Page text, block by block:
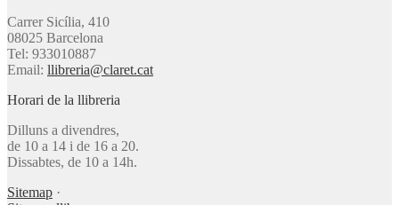
Carrer Sicília, 410
08025 Barcelona
Tel: 933010887
Email: llibreria@claret.cat
Horari de la llibreria
Dilluns a divendres,
de 10 a 14 i de 16 a 20.
Dissabtes, de 10 a 14h.
Sitemap ·